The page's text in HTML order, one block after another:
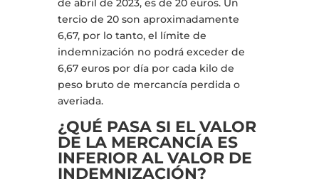
de abril de 2023, es de 20 euros. Un
tercio de 20 son aproximadamente
6,67, por lo tanto, el límite de
indemnización no podrá exceder de
6,67 euros por día por cada kilo de
peso bruto de mercancía perdida o
averiada.
¿QUÉ PASA SI EL VALOR
DE LA MERCANCÍA ES
INFERIOR AL VALOR DE
INDEMNIZACIÓN?